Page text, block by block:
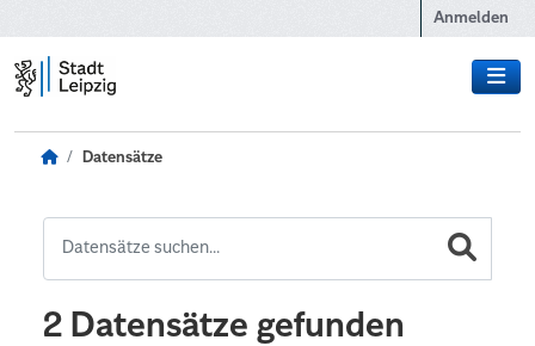
Anmelden
Datensätze
2 Datensätze gefunden